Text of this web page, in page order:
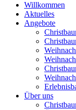
Willkommen
Aktuelles
Angebote
Über uns